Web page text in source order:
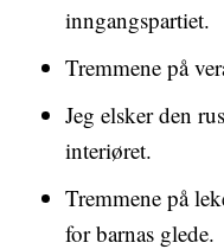
inngangspartiet.
Tremmene på
Jeg elsker den
interiøret.
Tremmene på
for barnas glede.